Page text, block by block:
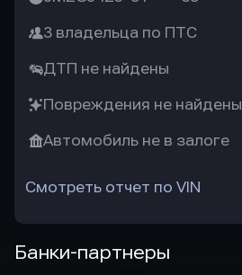
3 владельца по ПТС
ДТП не найдены
Повреждения не найдены
Автомобиль не в залоге
Смотреть отчет по VIN
Банки-партнеры